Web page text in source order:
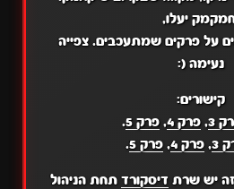
יעלו,
על פרקים שמתעכבים. צפייה
נעימה (:
קישורים:
3
, פרק 4 , פרק 5
.
3
,פרק 4 ,פרק 5 .
יש שרת דיסקורד תחת הניהול